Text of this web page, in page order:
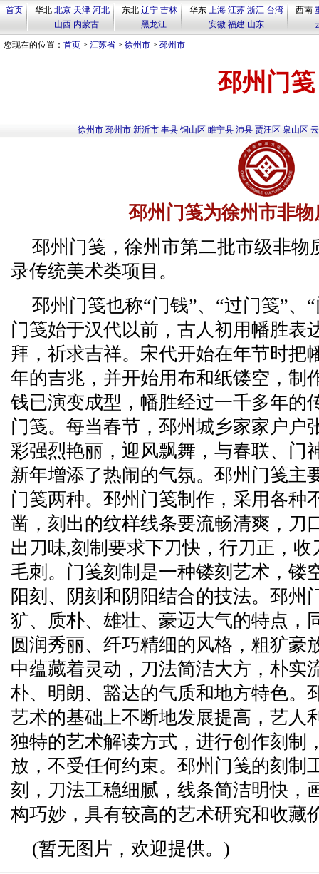
首页 华北 北京 天津 河北
山西 内蒙古
东北 辽宁 吉林
黑龙江
华东 上海 江苏 浙江 台湾
安徽 福建 山东
西南
您现在的位置： 首页 > 江苏省 > 徐州市 > 邳州市
邳州门笺
徐州市 邳州市 新沂市 丰县 铜山区 睢宁县 沛县 贾汪区 泉山区
邳州门笺为徐州市非
邳州门笺，徐州市第二批市级非物
录传统美术类项目。
邳州门笺也称“门钱”、“过门笺”、
门笺始于汉代以前，古人初用幡胜表
拜，祈求吉祥。宋代开始在年节时把
年的吉兆，并开始用布和纸镂空，制
钱已演变成型，幡胜经过一千多年的
门笺。每当春节，邳州城乡家家户户
彩强烈艳丽，迎风飘舞，与春联、门
新年增添了热闹的气氛。邳州门笺主
门笺两种。邳州门笺制作，采用各种
凿，刻出的纹样线条要流畅清爽，刀
出刀味,刻制要求下刀快，行刀正，
毛刺。门笺刻制是一种镂刻艺术，镂
阳刻、阴刻和阴阳结合的技法。邳州
犷、质朴、雄壮、豪迈大气的特点，
圆润秀丽、纤巧精细的风格，粗犷豪
中蕴藏着灵动，刀法简洁大方，朴实
朴、明朗、豁达的气质和地方特色。
艺术的基础上不断地发展提高，艺人
独特的艺术解读方式，进行创作刻制
放，不受任何约束。邳州门笺的刻制
刻，刀法工稳细腻，线条简洁明快，
构巧妙，具有较高的艺术研究和收藏
(暂无图片，欢迎提供。)